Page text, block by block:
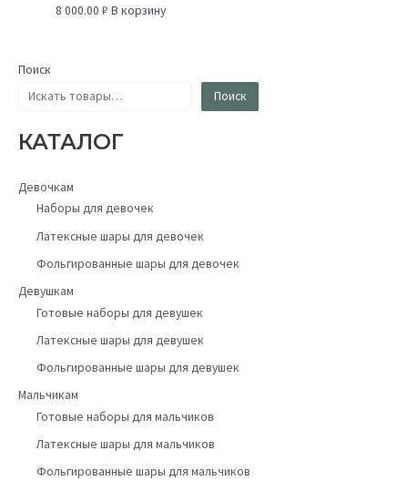
Поиск
Поиск
КАТАЛОГ
Девочкам
Наборы для девочек
Латексные шары для девочек
Фольгированные шары для девочек
Девушкам
Готовые наборы для девушек
Латексные шары для девушек
Фольгированные шары для девушек
Мальчикам
Готовые наборы для мальчиков
Латексные шары для мальчиков
Фольгированные шары для мальчиков
8 000.00₽ В корзину